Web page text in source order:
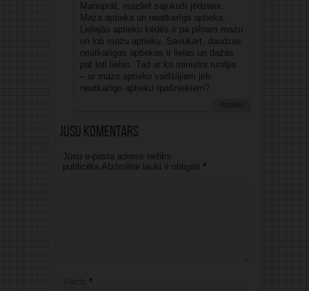
Manuprāt, mazliet sajukuši jēdzieni.
Maza aptieka un neatkarīga aptieka.
Lielajās aptieku ķēdēs ir pa pilnam mazu
un ļoti mazu aptieku. Savukārt, daudzas
neatkarīgas aptiekas ir lielas un dažas
pat ļoti lielas. Tad ar ko ministrs runājis
– ar mazo aptieku vadītājiem jeb
neatkarīgo aptieku īpašniekiem?
Atbildēt
Jūsu komentārs
Jūsu e-pasta adrese netiks
publicēta.Atzīmētie lauki ir obligāti *
*